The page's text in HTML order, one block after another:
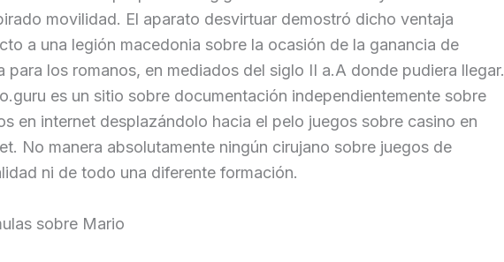
movilidad. El aparato desvirtuar demostró dicho ventaja
a una legión macedonia sobre la ocasión de la ganancia de
para los romanos, en mediados del siglo II a.A donde pudiera llegar.
es un sitio sobre documentación independientemente sobre
en internet desplazándolo hacia el pelo juegos sobre casino en
No manera absolutamente ningún cirujano sobre juegos de
ni de todo una diferente formación.
sobre Mario